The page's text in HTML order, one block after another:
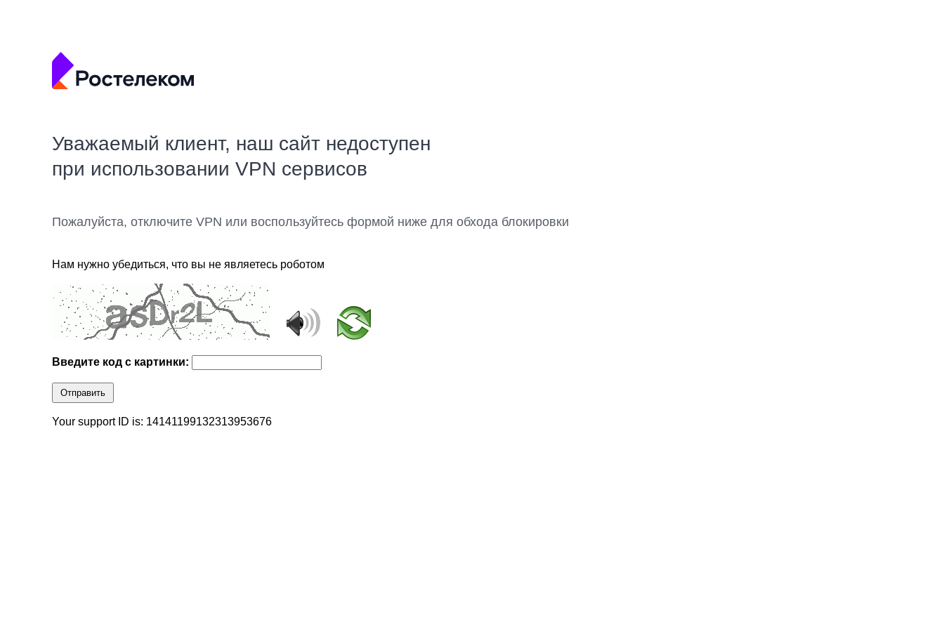
Уважаемый клиент, наш сайт недоступен
при использовании VPN сервисов
Пожалуйста, отключите VPN или воспользуйтесь формой ниже для обхода блокировки
Нам нужно убедиться, что вы не являетесь роботом
Введите код с картинки:
Отправить
Your support ID is: 14141199132313953676